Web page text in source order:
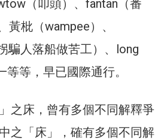
（叩頭）、fantan（番
枇（wampee）、
騙人落船做苦工）、long
等，早已國際通行。
之床，曾有多個不同解釋爭
之「床」，確有多個不同解